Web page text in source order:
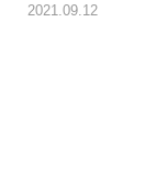
2021.09.12